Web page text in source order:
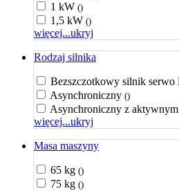
1 kW ()
1,5 kW ()
więcej...ukryj
Rodzaj silnika
Bezszczotkowy silnik
Asynchroniczny ()
Asynchroniczny z aktywnym
więcej...ukryj
Masa maszyny
65 kg ()
75 kg ()